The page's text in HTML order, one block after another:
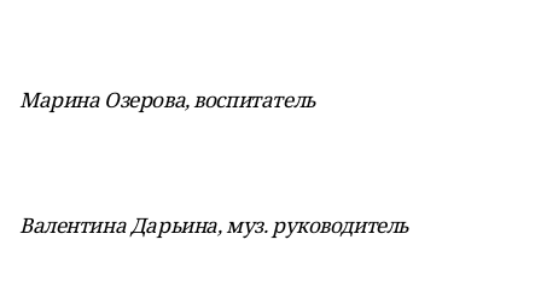
Марина Озерова, воспитатель
Валентина Дарьина, муз. руководитель